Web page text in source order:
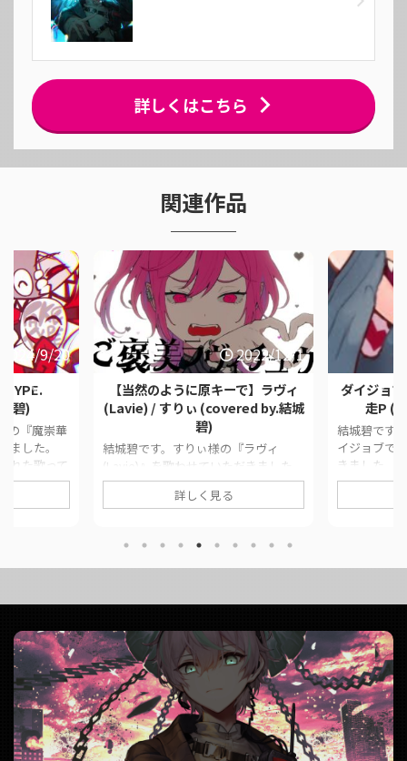
詳しくはこちら
関連作品
2024/9/20
TYPE.
碧)
の『魔崇華
ました。
れた歌って
クをまとめ
stat
2022/12/1
【当然のように原キーで】ラヴィ
(Lavie) / すりぃ (covered by.結城
碧)
結城碧です。すりぃ様の『ラヴィ
(Lavie)』を歌わせていただきました。
このページでは、に公開した歌ってみ
た動画の情報や公式リンクをまとめて
ー様 ■ 動画リンク 【当然のように原
キーで】ラヴィ(Lavie) / すりぃ
https://twitter.com/panda__aoi/stat
https://www.youtube ...
詳しく見る
ダイジョ
走P
結城碧です
イジョブで
きました。
ですか？？
ー様 ■ 動画
城碧)
us/